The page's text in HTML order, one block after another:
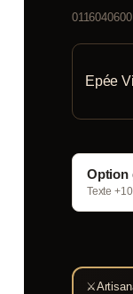
0116040600
Epée
Option
Texte
⚔